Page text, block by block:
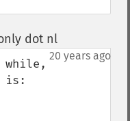
dot nl¶
20 years ago
while,
is: